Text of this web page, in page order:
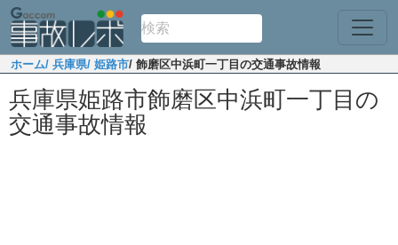
ホーム/ 兵庫県/ 姫路市/ 飾磨区中浜町一丁目の交通事故情報
兵庫県姫路市飾磨区中浜町一丁目の
交通事故情報